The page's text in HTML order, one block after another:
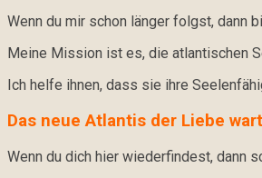
Wenn du mir schon länger folgst, dann
Meine Mission ist es, die atlantischen
Ich helfe ihnen, dass sie ihre
Das neue Atlantis der Liebe
Wenn du dich hier wiederfindest, dann